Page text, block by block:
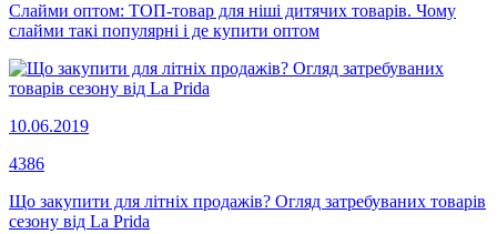
Слайми оптом: ТОП-товар для ніші дитячих товарів. Чому
слайми такі популярні і де купити оптом
10.06.2019
4386
Що закупити для літніх продажів? Огляд затребуваних товарів
сезону від La Prida